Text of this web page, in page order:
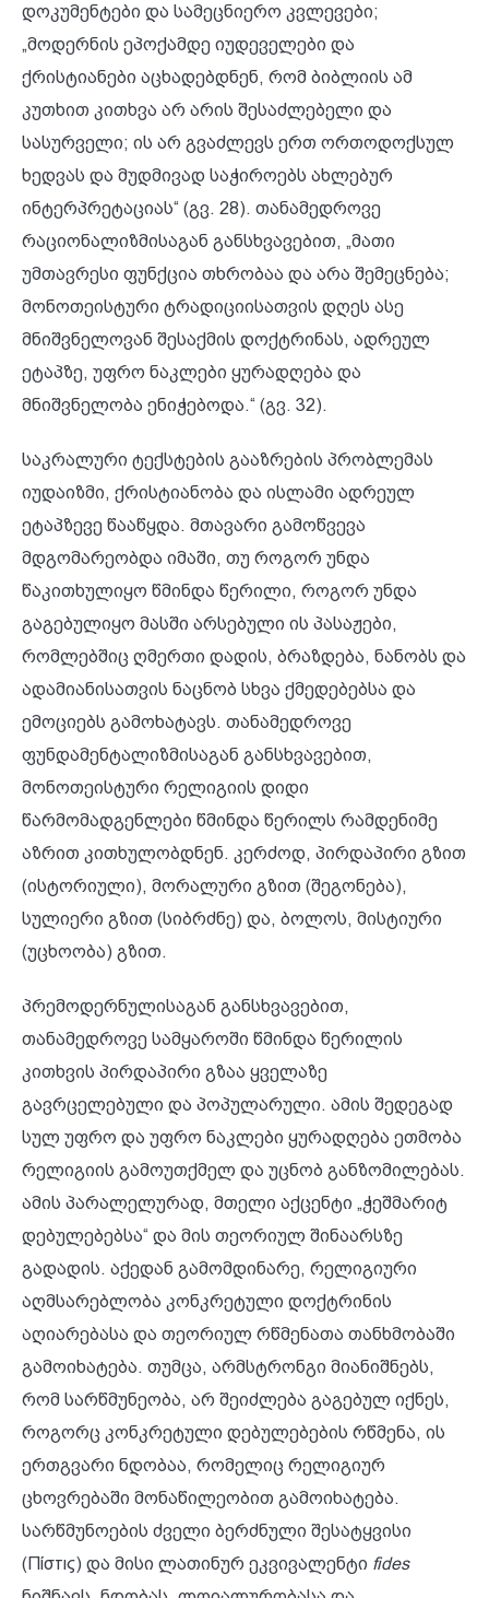
დოკუმენტები და სამეცნიერო კვლევები;
„მოდერნის ეპოქამდე იუდეველები და
ქრისტიანები აცხადებდნენ, რომ ბიბლიის ამ
კუთხით კითხვა არ არის შესაძლებელი და
სასურველი; ის არ გვაძლევს ერთ ორთოდოქსულ
ხედვას და მუდმივად საჭიროებს ახლებურ
ინტერპრეტაციას“ (გვ. 28). თანამედროვე
რაციონალიზმისაგან განსხვავებით, „მათი
უმთავრესი ფუნქცია თხრობაა და არა შემეცნება;
მონოთეისტური ტრადიციისათვის დღეს ასე
მნიშვნელოვან შესაქმის დოქტრინას, ადრეულ
ეტაპზე, უფრო ნაკლები ყურადღება და
მნიშვნელობა ენიჭებოდა.“ (გვ. 32).
საკრალური ტექსტების გააზრების პრობლემას
იუდაიზმი, ქრისტიანობა და ისლამი ადრეულ
ეტაპზევე წააწყდა. მთავარი გამოწვევა
მდგომარეობდა იმაში, თუ როგორ უნდა
წაკითხულიყო წმინდა წერილი, როგორ უნდა
გაგებულიყო მასში არსებული ის პასაჟები,
რომლებშიც ღმერთი დადის, ბრაზდება, ნანობს და
ადამიანისათვის ნაცნობ სხვა ქმედებებსა და
ემოციებს გამოხატავს. თანამედროვე
ფუნდამენტალიზმისაგან განსხვავებით,
მონოთეისტური რელიგიის დიდი
წარმომადგენლები წმინდა წერილს რამდენიმე
აზრით კითხულობდნენ. კერძოდ, პირდაპირი გზით
(ისტორიული), მორალური გზით (შეგონება),
სულიერი გზით (სიბრძნე) და, ბოლოს, მისტიური
(უცხოობა) გზით.
პრემოდერნულისაგან განსხვავებით,
თანამედროვე სამყაროში წმინდა წერილის
კითხვის პირდაპირი გზაა ყველაზე
გავრცელებული და პოპულარული. ამის შედეგად
სულ უფრო და უფრო ნაკლები ყურადღება ეთმობა
რელიგიის გამოუთქმელ და უცნობ განზომილებას.
ამის პარალელურად, მთელი აქცენტი „ჭეშმარიტ
დებულებებსა“ და მის თეორიულ შინაარსზე
გადადის. აქედან გამომდინარე, რელიგიური
აღმსარებლობა კონკრეტული დოქტრინის
აღიარებასა და თეორიულ რწმენათა თანხმობაში
გამოიხატება. თუმცა, არმსტრონგი მიანიშნებს,
რომ სარწმუნეობა, არ შეიძლება გაგებულ იქნეს,
როგორც კონკრეტული დებულებების რწმენა, ის
ერთგვარი ნდობაა, რომელიც რელიგიურ
ცხოვრებაში მონაწილეობით გამოიხატება.
სარწმუნოების ძველი ბერძნული შესატყვისი
(Πίστις) და მისი ლათინურ ეკვივალენტი fides